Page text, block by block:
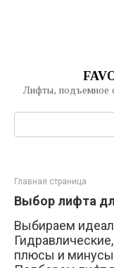
Лифты, подъемное
Главная страница
Выбор лифта
Выбираем
плюсы и